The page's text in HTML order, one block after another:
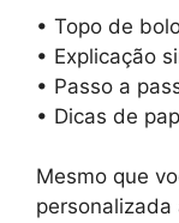
• Topo de
• Explicação
• Passo a
• Dicas de
Mesmo que